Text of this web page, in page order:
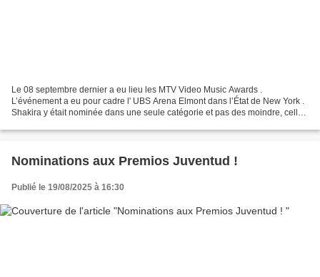
Le 08 septembre dernier a eu lieu les MTV Video Music Awards .
L’événement a eu pour cadre l' UBS Arena Elmont dans l’État de New York .
Shakira y était nominée dans une seule catégorie et pas des moindre, celle
Nominations aux Premios Juventud !
Publié le 19/08/2025 à 16:30